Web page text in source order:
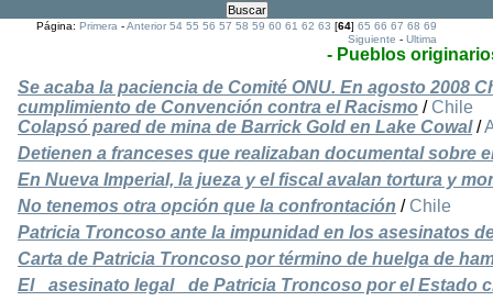
Página:Primera -Anterior 54 55 56 57 58 59 60 61 62 63 [64]65 66 67 68 69
Siguiente -Ultima
- Pueblos
Se acaba la paciencia de Comité ONU. En agosto 2008
cumplimiento de Convención contra el Racismo / Chile
Colapsó pared de mina de Barrick Gold en Lake Cowal/
Detienen a franceses que realizaban documental sobre
En Nueva Imperial, la jueza y el fiscal avalan tortura y
No tenemos otra opción que la confrontación / Chile
Patricia Troncoso ante la impunidad en los asesinatos
Carta de Patricia Troncoso por término de huelga de
El _asesinato legal_ de Patricia Troncoso por el Estado